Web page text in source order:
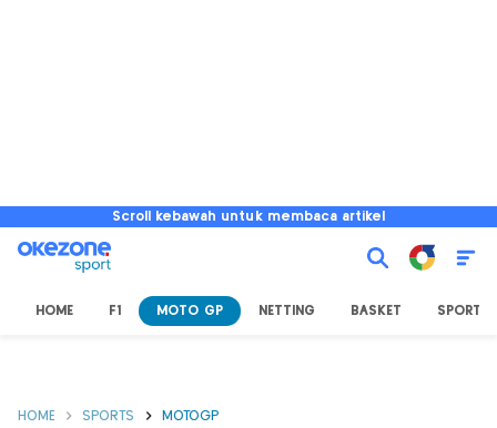
Scroll kebawah untuk membaca artikel
HOME F1 MOTO GP NETTING BASKET SPORT
HOME SPORTS MOTOGP